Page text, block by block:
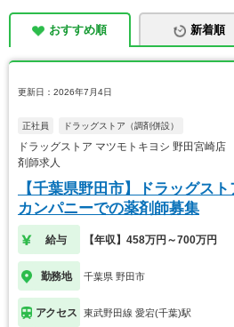
おすすめ順 新着順
更新日：2026年7月4日
正社員 ドラッグストア（調剤併設）
ドラッグストア マツモトキヨシ 野田宮崎
剤師求人
【千葉県野田市】ドラッグス
カンパニーでの薬剤師募集
給与 【年収】458万円～700万円
勤務地 千葉県 野田市
アクセス 東武野田線 愛宕(千葉)駅